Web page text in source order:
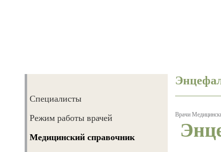
Врачи
Специалисты
Режим работы врачей
Медицинский справочник
Диагностика
Лечение
Врачи